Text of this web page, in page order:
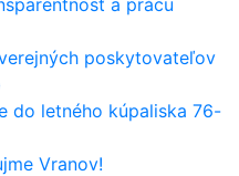
a prácu
poskytovateľov
do letného kúpaliska 76-
Vranov!